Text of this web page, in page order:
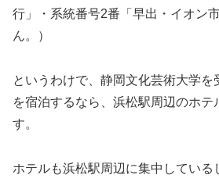
行」・系統番号2番「早出・イオン
ん。）
というわけで、静岡文化芸術大学
を宿泊するなら、浜松駅周辺のホテ
す。
ホテルも浜松駅周辺に集中している